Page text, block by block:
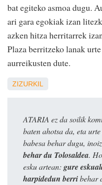
bat egiteko asmoa dugu.
ari gara egokiak izan
azken hitza herritarrek
Plaza berritzeko lanak
aurreikusten dute.
ZIZURKIL
ATARIA ez da soilik
baten ahotsa da, eta
babesa behar dugu,
behar du Tolosaldea.
esku artean: gure
harpidedun berribehar